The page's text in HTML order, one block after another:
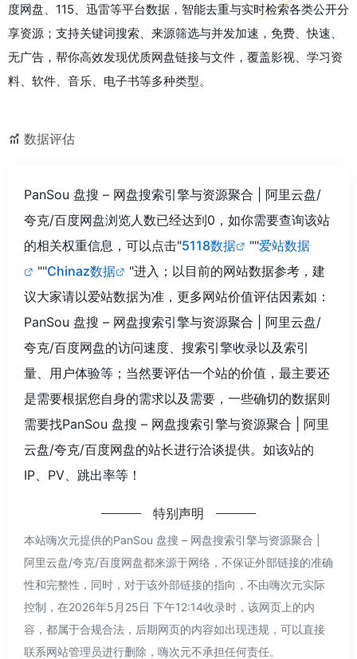
度网盘、115、迅雷等平台数据，智能去重与实时检索各类公开分
享资源；支持关键词搜索、来源筛选与并发加速，免费、快速、
无广告，帮你高效发现优质网盘链接与文件，覆盖影视、学习资
料、软件、音乐、电子书等多种类型。
数据评估
PanSou 盘搜 – 网盘搜索引擎与资源聚合 | 阿里云盘/
夸克/百度网盘浏览人数已经达到0，如你需要查询该站
的相关权重信息，可以点击"5118数据 ""爱站数据
""Chinaz数据
"进入；以目前的网站数据参考，建
议大家请以爱站数据为准，更多网站价值评估因素如：
PanSou 盘搜 – 网盘搜索引擎与资源聚合 | 阿里云盘/
夸克/百度网盘的访问速度、搜索引擎收录以及索引
量、用户体验等；当然要评估一个站的价值，最主要还
是需要根据您自身的需求以及需要，一些确切的数据则
需要找PanSou 盘搜 – 网盘搜索引擎与资源聚合 | 阿里
云盘/夸克/百度网盘的站长进行洽谈提供。如该站的
IP、PV、跳出率等！
特别声明
本站嗨次元提供的PanSou 盘搜 – 网盘搜索引擎与资源聚合 |
阿里云盘/夸克/百度网盘都来源于网络，不保证外部链接的准确
性和完整性，同时，对于该外部链接的指向，不由嗨次元实际
控制，在2026年5月25日 下午12:14收录时，该网页上的内
容，都属于合规合法，后期网页的内容如出现违规，可以直接
联系网站管理员进行删除，嗨次元不承担任何责任。